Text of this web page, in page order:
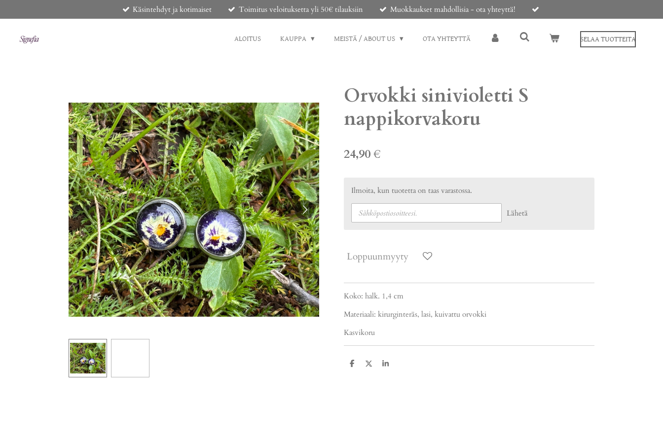
pääsisältöön
Käsintehdyt ja kotimaiset Toimitus veloituksetta yli 50€ tilauksiin Muokkaukset mahdollisia - ota yhteyttä!
ALOITUS KAUPPA MEISTÄ / ABOUT US OTA YHTEYTTÄ SELAA TUOTTEITA
Orvokki sinivioletti S
nappikorvakoru
24,90 €
Ilmoita, kun tuotetta on taas varastossa.
Lähetä
Loppuunmyyty
Koko: halk. 1,4 cm
Materiaali: kirurginteräs, lasi, kuivattu orvokki
Kasvikoru
J
J
J